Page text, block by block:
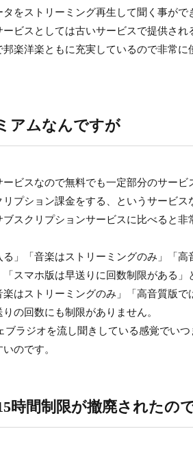
をストリーミング再生して聞く事がで
ビスとしては古いサービスで提供され
楽洋楽ともに充実しているので非常に
アムなんですが
ビスなので無料でも一定部分のサービ
プション課金をする、というサービ
スクリプションサービスに比べると
」「音楽はストリーミングのみ」「高
スマホ版は早送りに回数制限がある」
はストリーミングのみ」「高音質版
の回数にも制限がありません。
ラジオを流し聞きしている感覚でい
のです。
時間制限が撤廃されたの